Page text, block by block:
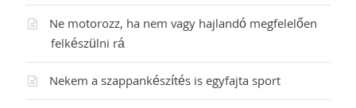
Ne motorozz, ha nem vagy hajlandó megfelelően
felkészülni rá
Nekem a szappankészítés is egyfajta sport